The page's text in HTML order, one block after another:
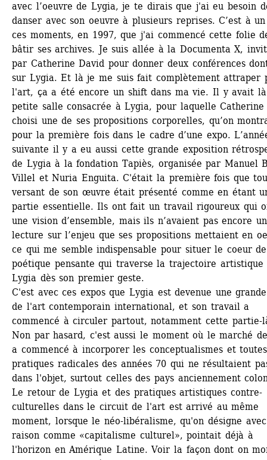
avec l’oeuvre de Lygia, je te dirais que j'ai eu besoin
danser avec son oeuvre à plusieurs reprises. C’est à
ces moments, en 1997, que j'ai commencé cette folie
bâtir ses archives. Je suis allée à la Documenta X,
par Catherine David pour donner deux conférences
sur Lygia. Et là je me suis fait complètement attraper
l'art, ça a été encore un shift dans ma vie. Il y avait
petite salle consacrée à Lygia, pour laquelle
choisi une de ses propositions corporelles, qu’on
pour la première fois dans le cadre d’une expo.
suivante il y a eu aussi cette grande exposition
de Lygia à la fondation Tapiès, organisée par Manuel
Villel et Nuria Enguita. C'était la première fois que
versant de son œuvre était présenté comme en étant
partie essentielle. Ils ont fait un travail rigoureux qui
une vision d’ensemble, mais ils n’avaient pas encore
lecture sur l’enjeu que ses propositions mettaient en
ce qui me semble indispensable pour situer le coeur
poétique pensante qui traverse la trajectoire artistique
Lygia dès son premier geste.
C'est avec ces expos que Lygia est devenue une
de l'art contemporain international, et son travail a
commencé à circuler partout, notamment cette partie-
Non par hasard, c'est aussi le moment où le marché
a commencé à incorporer les conceptualismes et
pratiques radicales des années 70 qui ne résultaient
dans l'objet, surtout celles des pays anciennement
Le retour de Lygia et des pratiques artistiques contre-
culturelles dans le circuit de l'art est arrivé au même
moment, lorsque le néo-libéralisme, qu'on désigne avec
raison comme «capitalisme culturel», pointait déjà à
l'horizon en Amérique Latine. Voir la façon dont on